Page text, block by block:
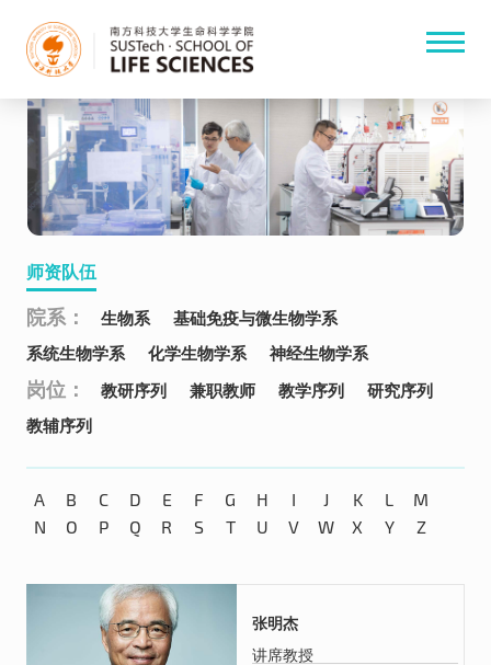
师资队伍
院系： 生物系
基础免疫与微生物学系
系统生物学系
化学生物学系 神经生物学系
岗位： 教研序列 兼职教师 教学序列
研究序列
教辅序列
A B C D E F G H I J K L
M
N
O P Q R S T U V W X Y Z
张明杰
讲席教授